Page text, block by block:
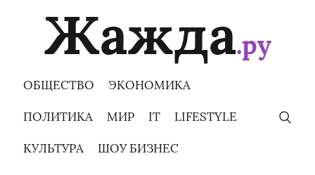
ОБЩЕСТВО ЭКОНОМИКА
ПОЛИТИКА МИР IT LIFESTYLE
КУЛЬТУРА ШОУ БИЗНЕС